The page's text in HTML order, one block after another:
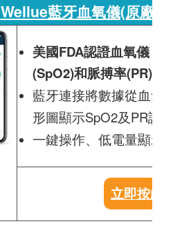
Wellue藍牙血氧儀(原廠行
美國FDA認證血氧儀，
(SpO2)和脈搏率(PR)
藍牙連接將數據從血氧
形圖顯示SpO2及PR讀
一鍵操作、低電量顯示
立即按此